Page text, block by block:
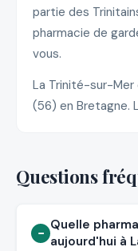
partie des
pharmacie de
vous.
La Trinité-sur-Mer
(56) en Bretagne.
Questions
Quelle
aujourd'hui à